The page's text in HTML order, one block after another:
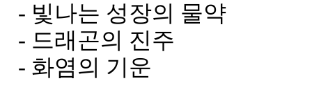
- 빛나는 성장의 물약
- 드래곤의 진주
- 화염의 기운